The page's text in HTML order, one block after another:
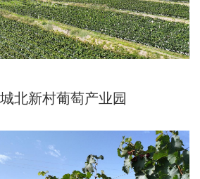
北新村葡萄产业园